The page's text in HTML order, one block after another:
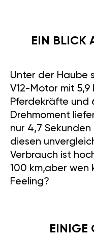
EIN BLICK
Unter der Haube
V12-Motor mit
Pferdekräfte und
Drehmoment
nur 4,7
diesen
Verbrauch ist
100 km,aber wen
Feeling?
EINIGE